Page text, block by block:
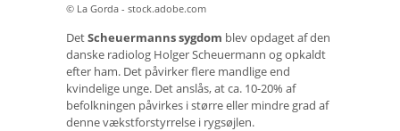
© La Gorda - stock.adobe.com
DetScheuermanns sygdom blev opdaget af den
danske radiolog Holger Scheuermann og opkaldt
efter ham. Det påvirker flere mandlige end
kvindelige unge. Det anslås, at ca. 10-20% af
befolkningen påvirkes i større eller mindre grad af
denne vækstforstyrrelse i rygsøjlen.